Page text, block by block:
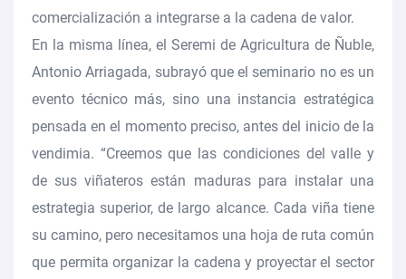
comercialización a integrarse a la cadena de valor.
En la misma línea, el Seremi de Agricultura de Ñuble,
Antonio Arriagada, subrayó que el seminario no es un
evento técnico más, sino una instancia estratégica
pensada en el momento preciso, antes del inicio de la
vendimia. “Creemos que las condiciones del valle y
de sus viñateros están maduras para instalar una
estrategia superior, de largo alcance. Cada viña tiene
su camino, pero necesitamos una hoja de ruta común
que permita organizar la cadena y proyectar el sector